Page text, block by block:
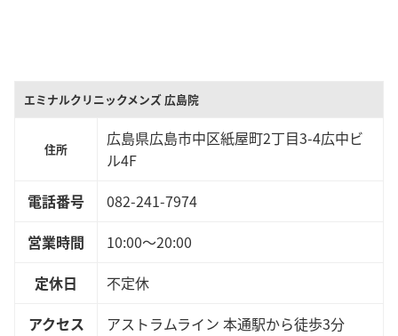
エミナルクリニックメンズ 広島院
住所
広島県広島市中区紙屋町2丁目3-4広中ビ
ル4F
電話番号
082-241-7974
営業時間
10:00～20:00
定休日
不定休
アクセス
アストラムライン 本通駅から徒歩3分